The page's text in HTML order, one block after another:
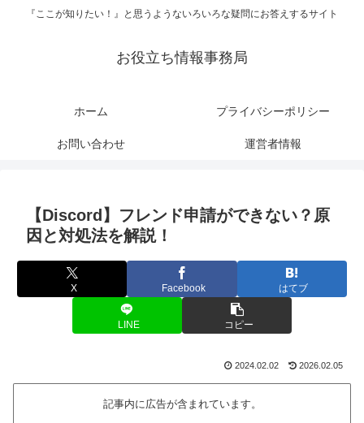
『ここが知りたい！』と思うようないろいろな疑問にお答えするサイト
お役立ち情報事務局
ホーム プライバシーポリシー
お問い合わせ 運営者情報
【Discord】フレンド申請ができない？原
因と対処法を解説！
X Facebook はてブ
LINE コピー
2024.02.02 2026.02.05
記事内に広告が含まれています。